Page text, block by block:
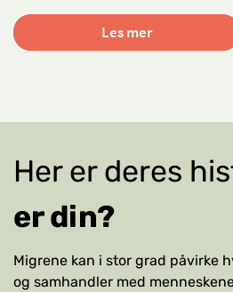
Les mer
Her er deres
er din?
Migrene kan i stor grad påvirke
og samhandler med